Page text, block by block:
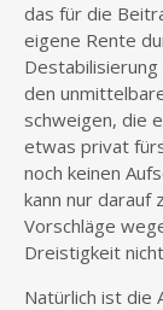
das für die
eigene Rente
den
schweigen, die
etwas privat
noch keinen
kann nur darauf
Vorschläge
Dreistigkeit
Natürlich ist die